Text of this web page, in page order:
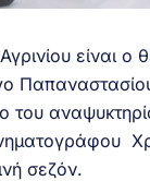
είναι
σεζόν.